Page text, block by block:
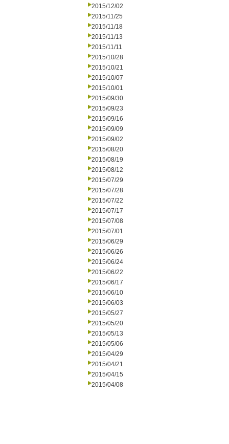
2015/12/02
2015/11/25
2015/11/18
2015/11/13
2015/11/11
2015/10/28
2015/10/21
2015/10/07
2015/10/01
2015/09/30
2015/09/23
2015/09/16
2015/09/09
2015/09/02
2015/08/20
2015/08/19
2015/08/12
2015/07/29
2015/07/28
2015/07/22
2015/07/17
2015/07/08
2015/07/01
2015/06/29
2015/06/26
2015/06/24
2015/06/22
2015/06/17
2015/06/10
2015/06/03
2015/05/27
2015/05/20
2015/05/13
2015/05/06
2015/04/29
2015/04/21
2015/04/15
2015/04/08